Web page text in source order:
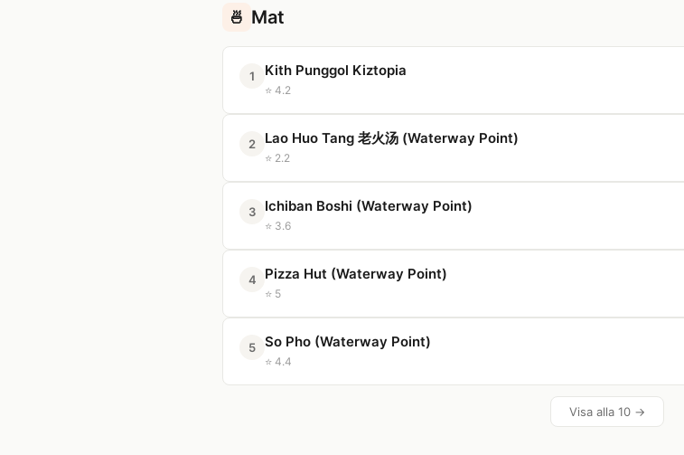
🍜 Mat
1 Kith Punggol Kiztopia
⭐ 4.2
2 Lao Huo Tang 老火汤 (Waterway Point)
⭐ 2.2
3 Ichiban Boshi (Waterway Point)
⭐ 3.6
4 Pizza Hut (Waterway Point)
⭐ 5
5 So Pho (Waterway Point)
⭐ 4.4
Visa alla 10 →